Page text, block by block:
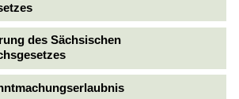
des Sächsischen